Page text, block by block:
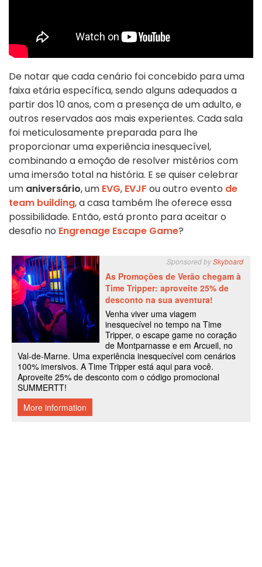
De notar que cada cenário foi concebido para uma
faixa etária específica, sendo alguns adequados a
partir dos 10 anos, com a presença de um adulto, e
outros reservados aos mais experientes. Cada sala
foi meticulosamente preparada para lhe
proporcionar uma experiência inesquecível,
combinando a emoção de resolver mistérios com
uma imersão total na história. E se quiser celebrar
um aniversário, um EVG, EVJF ou outro evento de
team building, a casa também lhe oferece essa
possibilidade. Então, está pronto para aceitar o
desafio no Engrenage Escape Game?